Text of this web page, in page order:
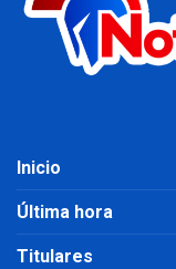
Inicio
Última hora
Titulares